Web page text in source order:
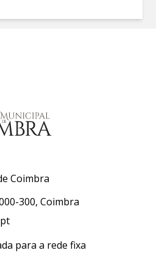
Coimbra
300, Coimbra
para a rede fixa